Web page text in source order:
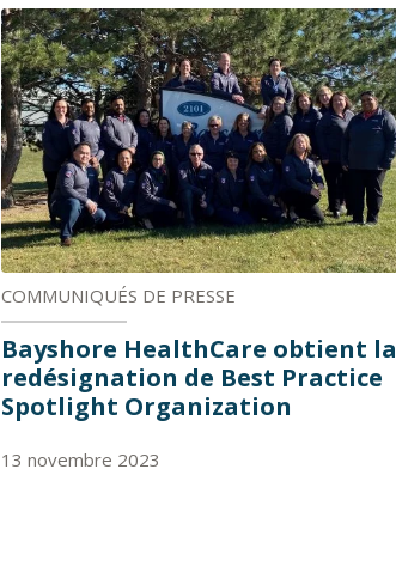
COMMUNIQUÉS DE PRESSE
Bayshore HealthCare obtient la
redésignation de Best Practice
Spotlight Organization
13 novembre 2023